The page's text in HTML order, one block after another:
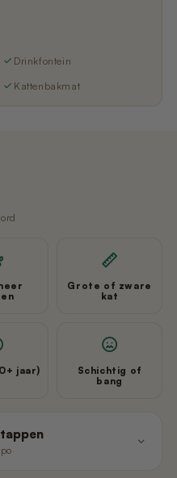
Drinkfontein
Kattenbakmat
Grote of zware
kat
jaar)
Schichtig of
bang